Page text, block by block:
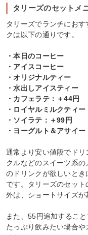
タリーズのセットメ
タリーズでランチにお
クは以下の通りです。
・本日のコーヒー
・アイスコーヒー
・オリジナルティー
・水出しアイスティー
・カフェラテ：＋44円
・ロイヤルミルクティ
・ソイラテ：＋99円
・ヨーグルト＆アサイ
通常より安い値段でド
クルなどのスイーツ系
のドリンクが欲しいと
です。タリーズのセッ
外は、ショートサイズが
また、55円追加するこ
たっぷり飲みたい場合